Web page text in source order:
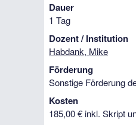
Dauer
1 Tag
Dozent / Institution
Habdank, Mike
Förderung
Sonstige Förderung
Kosten
185,00 € inkl. Skript